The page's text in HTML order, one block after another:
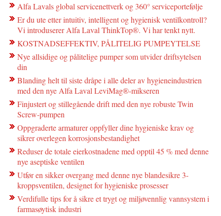
Alfa Lavals global servicenettverk og 360° serviceportefølje
Er du ute etter intuitiv, intelligent og hygienisk ventilkontroll?
Vi introduserer Alfa Laval ThinkTop®. Vi har tenkt nytt.
KOSTNADSEFFEKTIV, PÅLITELIG PUMPEYTELSE
Nye allsidige og pålitelige pumper som utvider driftsytelsen
din
Blanding helt til siste dråpe i alle deler av hygieneindustrien
med den nye Alfa Laval LeviMag®-mikseren
Finjustert og stillegående drift med den nye robuste Twin
Screw-pumpen
Oppgraderte armaturer oppfyller dine hygieniske krav og
sikrer overlegen korrosjonsbestandighet
Reduser de totale eierkostnadene med opptil 45 % med denne
nye aseptiske ventilen
Utfør en sikker overgang med denne nye blandesikre 3-
kroppsventilen, designet for hygieniske prosesser
Verdifulle tips for å sikre et trygt og miljøvennlig vannsystem i
farmasøytisk industri